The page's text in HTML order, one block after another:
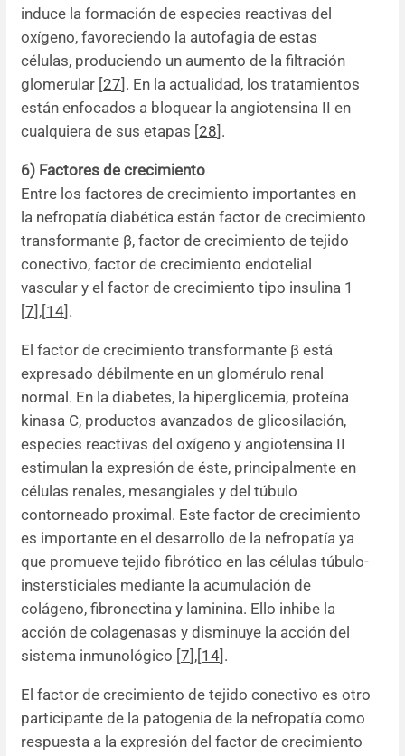
induce la formación de especies reactivas del
oxígeno, favoreciendo la autofagia de estas
células, produciendo un aumento de la filtración
glomerular [27]. En la actualidad, los tratamientos
están enfocados a bloquear la angiotensina II en
cualquiera de sus etapas [28].
6) Factores de crecimiento
Entre los factores de crecimiento importantes en
la nefropatía diabética están factor de crecimiento
transformante β, factor de crecimiento de tejido
conectivo, factor de crecimiento endotelial
vascular y el factor de crecimiento tipo insulina 1
[7],[14].
El factor de crecimiento transformante β está
expresado débilmente en un glomérulo renal
normal. En la diabetes, la hiperglicemia, proteína
kinasa C, productos avanzados de glicosilación,
especies reactivas del oxígeno y angiotensina II
estimulan la expresión de éste, principalmente en
células renales, mesangiales y del túbulo
contorneado proximal. Este factor de crecimiento
es importante en el desarrollo de la nefropatía ya
que promueve tejido fibrótico en las células túbulo-
instersticiales mediante la acumulación de
colágeno, fibronectina y laminina. Ello inhibe la
acción de colagenasas y disminuye la acción del
sistema inmunológico [7],[14].
El factor de crecimiento de tejido conectivo es otro
participante de la patogenia de la nefropatía como
respuesta a la expresión del factor de crecimiento